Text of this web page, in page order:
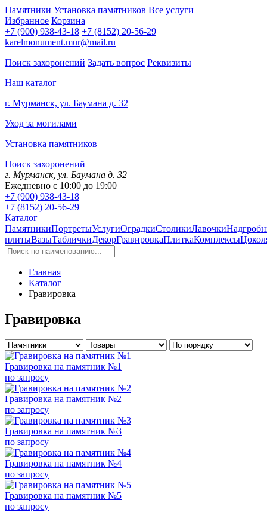
Памятники Установка памятников Все услуги
Избранное Корзина
+7 (900) 938-43-18 +7 (8152) 20-56-29
karelmonument.mur@mail.ru
Поиск захоронений Задать вопрос Реквизиты
Наш каталог
г. Мурманск, ул. Баумана д. 32
Уход за могилами
Установка памятников
Поиск захоронений
г. Мурманск, ул. Баумана д. 32
Ежедневно с 10:00 до 19:00
+7 (900) 938-43-18
+7 (8152) 20-56-29
Каталог
ПамятникиПортретыУслугиОградкиСтоликиЛавочки
плитыВазыТабличкиДекорГравировкаПлиткаКомплексы
Главная
Каталог
Гравировка
Гравировка
Гравировка на памятник №1
по запросу
Гравировка на памятник №2
по запросу
Гравировка на памятник №3
по запросу
Гравировка на памятник №4
по запросу
Гравировка на памятник №5
по запросу